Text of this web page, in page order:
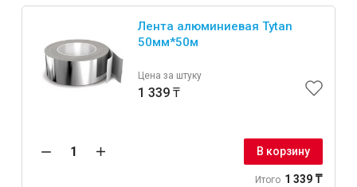
Лента алюминиевая Tytan
50мм*50м
Цена за штуку
1 339 ₸
В корзину
Итого 1 339 ₸